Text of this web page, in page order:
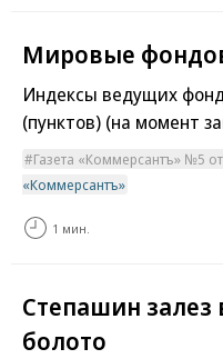
Мировые
Индексы ведущих
(пунктов) (на момент
Газета «Коммерсантъ» №5 от
«Коммерсантъ»
1 мин.
Степашин
болото